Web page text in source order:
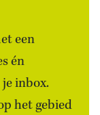
een
én
inbox.
het gebied